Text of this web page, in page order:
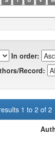
In order:
Record:
1 to 2 of 2